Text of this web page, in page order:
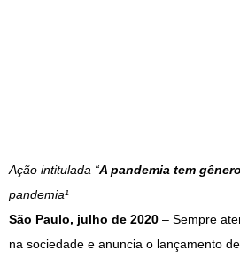
Ação intitulada “A pandemia tem
pandemia¹
São Paulo, julho de 2020 – Sempre
na sociedade e anuncia o lançamento